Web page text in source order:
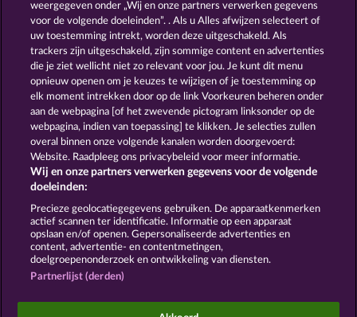
FRUIT MANIA RHFP 40 THIEVES
Algemene voorwaarden Privacyverklaring
Colofon Bedrijf FAQ Facebook
Terugbetalingsverzoek indienen
Sociale casino games zijn enkel bedoeld voor
weergegeven onder „Wij en onze partners verwerken gegevens
voor de volgende doeleinden”. . Als u Alles afwijzen selecteert of
uw toestemming intrekt, worden deze uitgeschakeld. Als
trackers zijn uitgeschakeld, zijn sommige content en advertenties
die je ziet wellicht niet zo relevant voor jou. Je kunt dit menu
opnieuw openen om je keuzes te wijzigen of je toestemming op
elk moment intrekken door op de link Voorkeuren beheren onder
aan de webpagina [of het zwevende pictogram linksonder op de
webpagina, indien van toepassing] te klikken. Je selecties zullen
overal binnen onze volgende kanalen worden doorgevoerd:
Website. Raadpleeg ons privacybeleid voor meer informatie.
Wij en onze partners verwerken gegevens voor de volgende
doeleinden:
Precieze geolocatiegegevens gebruiken. De apparaatkenmerken
actief scannen ter identificatie. Informatie op een apparaat
opslaan en/of openen. Gepersonaliseerde advertenties en
content, advertentie- en contentmetingen,
doelgroepenonderzoek en ontwikkeling van diensten.
Partnerlijst (derden)